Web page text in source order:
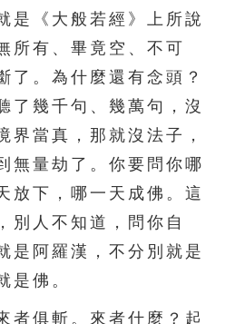
是《大般若經》上所說
所有、畢竟空、不可
了。為什麼還有念頭？
了幾千句、幾萬句，沒
界當真，那就沒法子，
無量劫了。你要問你哪
放下，哪一天成佛。這
別人不知道，問你自
是阿羅漢，不分別就是
是佛。
俱斬。來者什麼？起